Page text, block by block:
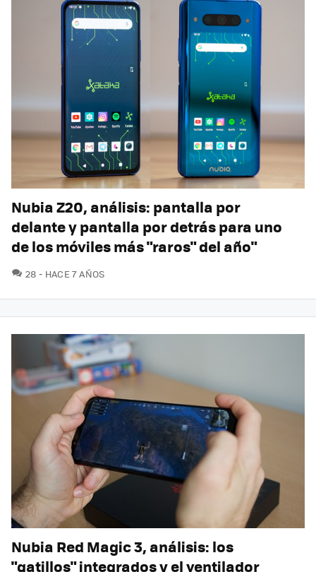
Nubia Z20, análisis: pantalla por
delante y pantalla por detrás para uno
de los móviles más "raros" del año"
28 COMENTARIOS
HACE 7 AÑOS
Nubia Red Magic 3, análisis: los
"gatillos" integrados y el ventilador